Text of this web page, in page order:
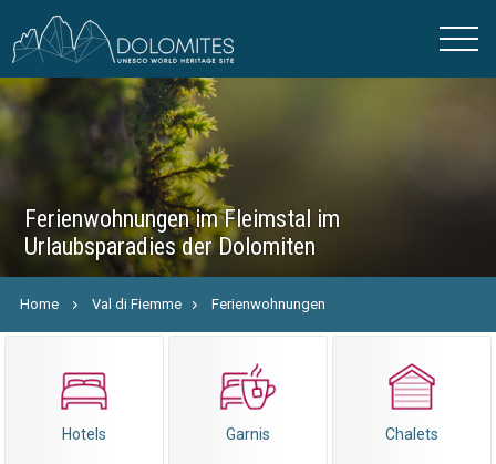
Ferienwohnungen im Fleimstal im
Urlaubsparadies der Dolomiten
Home Val di Fiemme Ferienwohnungen
Hotels Garnis Chalets